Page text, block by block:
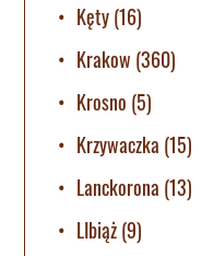
Kęty(16)
Krakow (360)
Krosno (5)
Krzywaczka (15)
Lanckorona (13)
LIbiąż(9)